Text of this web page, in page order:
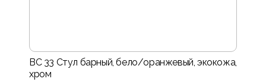
BC 33 Стул барный, бело/оранжевый, экокожа,
хром